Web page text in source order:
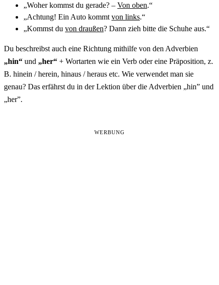
„Woher kommst du gerade? – Von oben.“
„Achtung! Ein Auto kommt von links.“
„Kommst du von draußen? Dann zieh bitte die Schuhe aus.“
Du beschreibst auch eine Richtung mithilfe von den Adverbien
„hin“ und „her“ + Wortarten wie ein Verb oder eine Präposition, z.
B. hinein / herein, hinaus / heraus etc. Wie verwendet man sie
genau? Das erfährst du in der Lektion über die Adverbien „hin” und
„her”.
WERBUNG